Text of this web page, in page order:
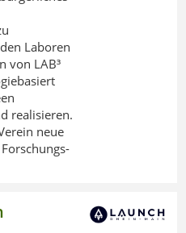
Laboren
von LAB³
realisieren.
neue